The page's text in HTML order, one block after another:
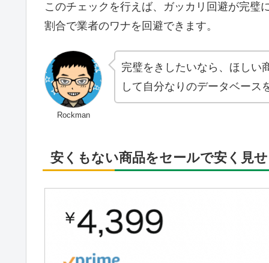
このチェックを行えば、ガッカリ回避が完璧
割合で業者のワナを回避できます。
Rockman
完璧をきしたいなら、ほしい
して自分なりのデータベース
安くもない商品をセールで安く見